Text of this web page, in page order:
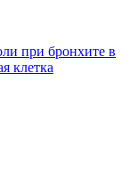
при бронхите в
клетка